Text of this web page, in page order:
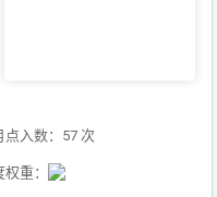
点入数：57 次
重：